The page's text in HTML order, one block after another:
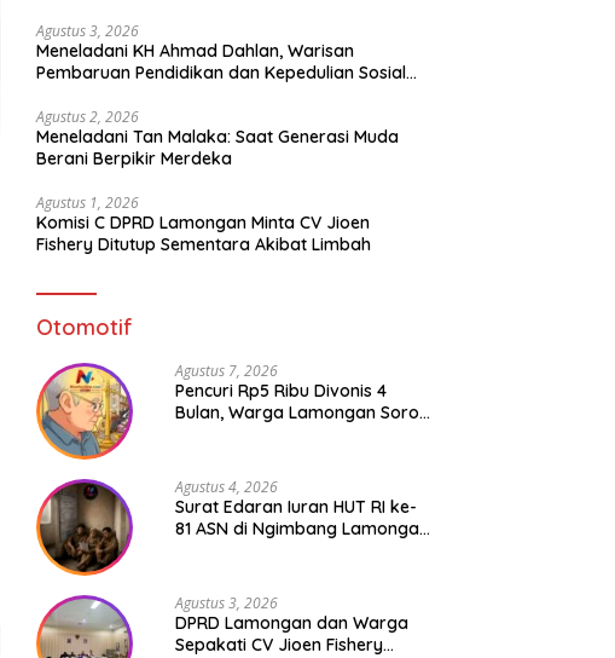
Agustus 3, 2026
Meneladani KH Ahmad Dahlan, Warisan
Pembaruan Pendidikan dan Kepedulian Sosial
Agustus 2, 2026
Meneladani Tan Malaka: Saat Generasi Muda
Berani Berpikir Merdeka
Agustus 1, 2026
Komisi C DPRD Lamongan Minta CV Jioen
Fishery Ditutup Sementara Akibat Limbah
Otomotif
Agustus 7, 2026
Pencuri Rp5 Ribu Divonis 4
Bulan, Warga Lamongan Soroti
Agustus 4, 2026
Surat Edaran Iuran HUT RI ke-
81 ASN di Ngimbang Lamongan
Agustus 3, 2026
DPRD Lamongan dan Warga
Sepakati CV Jioen Fishery